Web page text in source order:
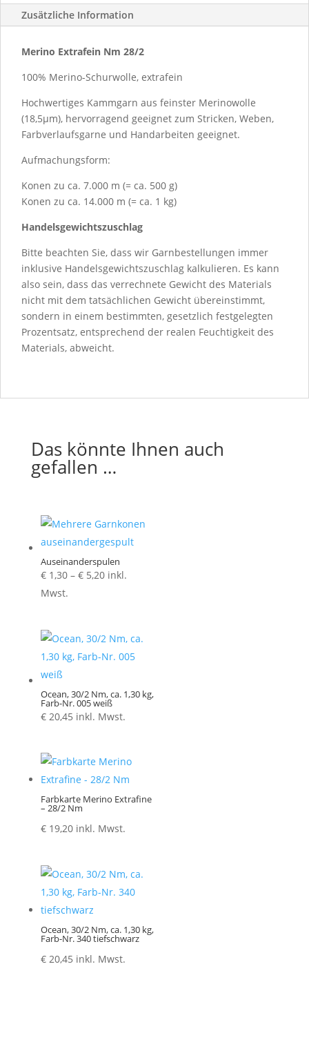
Zusätzliche Information
Merino Extrafein Nm 28/2
100% Merino-Schurwolle, extrafein
Hochwertiges Kammgarn aus feinster Merinowolle
(18,5µm), hervorragend geeignet zum Stricken, Weben,
Farbverlaufsgarne und Handarbeiten geeignet.
Aufmachungsform:
Konen zu ca. 7.000 m (= ca. 500 g)
Konen zu ca. 14.000 m (= ca. 1 kg)
Handelsgewichtszuschlag
Bitte beachten Sie, dass wir Garnbestellungen immer
inklusive Handelsgewichtszuschlag kalkulieren. Es kann
also sein, dass das verrechnete Gewicht des Materials
nicht mit dem tatsächlichen Gewicht übereinstimmt,
sondern in einem bestimmten, gesetzlich festgelegten
Prozentsatz, entsprechend der realen Feuchtigkeit des
Materials, abweicht.
Das könnte Ihnen auch
gefallen …
Auseinanderspulen
€1,30 – €5,20Preisspanne:
inkl.
Mwst.
Ocean, 30/2 Nm, ca. 1,30 kg,
Farb-Nr. 005 weiß
€20,45 inkl. Mwst.
Farbkarte Merino Extrafine
– 28/2 Nm
€19,20 inkl. Mwst.
Ocean, 30/2 Nm, ca. 1,30 kg,
Farb-Nr. 340 tiefschwarz
€20,45 inkl. Mwst.